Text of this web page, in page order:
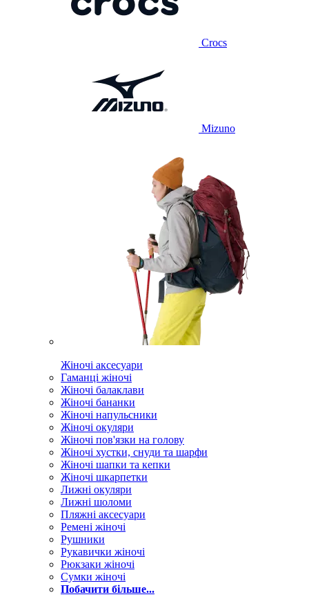
Crocs
Mizuno
Жіночі аксесуари
Гаманці жіночі
Жіночі балаклави
Жіночі бананки
Жіночі напульсники
Жіночі окуляри
Жіночі пов'язки на голову
Жіночі хустки, снуди та шарфи
Жіночі шапки та кепки
Жіночі шкарпетки
Лижні окуляри
Лижні шоломи
Пляжні аксесуари
Ремені жіночі
Рушники
Рукавички жіночі
Рюкзаки жіночі
Сумки жіночі
Побачити більше...